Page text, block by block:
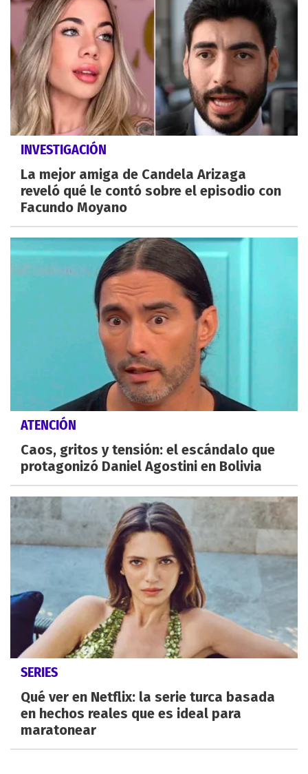
INVESTIGACIÓN
La mejor amiga de Candela Arizaga
reveló qué le contó sobre el episodio con
Facundo Moyano
ATENCIÓN
Caos, gritos y tensión: el escándalo que
protagonizó Daniel Agostini en Bolivia
SERIES
Qué ver en Netflix: la serie turca basada
en hechos reales que es ideal para
maratonear